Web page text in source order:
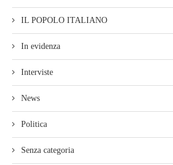
IL POPOLO ITALIANO
In evidenza
Interviste
News
Politica
Senza categoria